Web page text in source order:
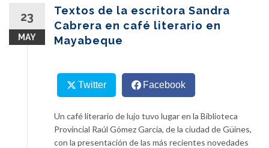
23
MAY
Textos de la escritora Sandra
Cabrera en café literario en
Mayabeque
Twitter Facebook
Un café literario de lujo tuvo lugar en la Biblioteca
Provincial Raúl Gómez García, de la ciudad de Güines,
con la presentación de las más recientes novedades